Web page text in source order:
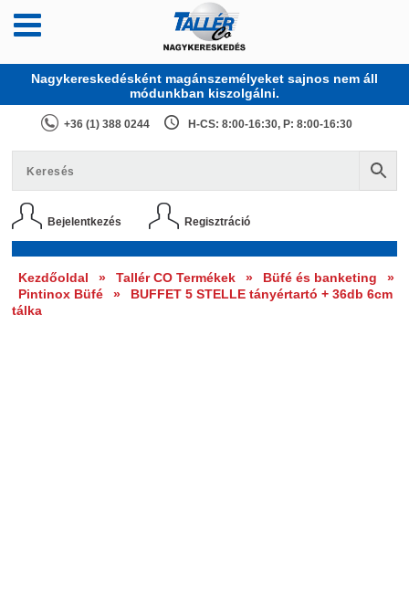
Nagykereskedésként magánszemélyeket sajnos nem áll
módunkban kiszolgálni.
+36 (1) 388 0244 H-CS: 8:00-16:30, P: 8:00-16:30
Bejelentkezés Regisztráció
Kezdőoldal » Tallér CO Termékek » Büfé és banketing
»
Pintinox Büfé
»
BUFFET 5 STELLE tányértartó + 36db 6cm
tálka